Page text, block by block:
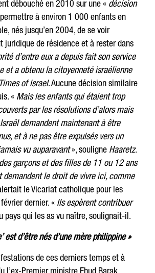
débouché en 2010 sur une « décision
à environ 1 000 enfants en
nés jusqu’en 2004, de se voir
juridique de résidence et à rester dans
d’entre eux a depuis fait son service
et a obtenu la citoyenneté israélienne
Times of Israel. Aucune décision similaire
« Mais les enfants qui étaient trop
par les résolutions d’alors mais
demandent maintenant à être
et à ne pas être expulsés vers un
vu auparavant», souligne Haaretz.
des garçons et des filles de 11 ou 12 ans
demandent le droit de vivre ici, comme
le Vicariat catholique pour les
dernier. « Ils espèrent contribuer
pays qui les as vu naître, soulignait-il.
est d’être nés d’une mère philippine »
de ces derniers temps et à
l’ex-Premier ministre Ehud Barak,